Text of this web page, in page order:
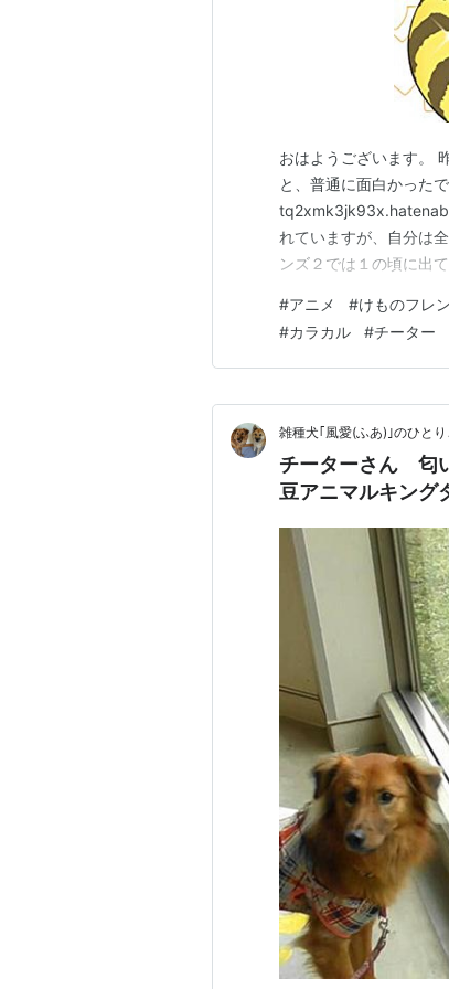
おはようございます。
と、普通に面白かった
れていますが、自分は
ンズ２では１の頃に出
にゴリラのフレンズも
とけもフレ１のOP…
#アニメ #けものフレ
#カラカル #チーター
雑種犬｢風愛(ふあ)｣のひとり
チーターさん 匂
豆アニマルキング